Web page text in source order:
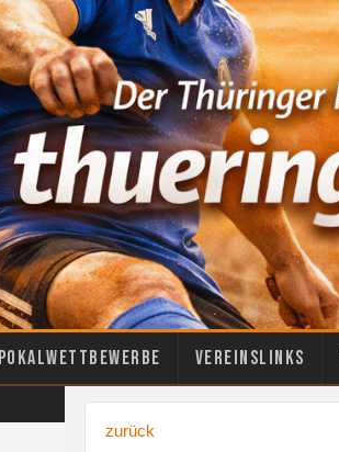
Pokalwettbewerbe Vereinslinks
zurück